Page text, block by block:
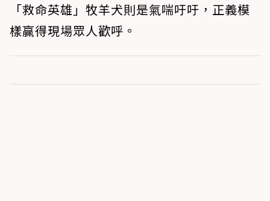
「救命英雄」牧羊犬則是氣喘吁吁，正義模
樣贏得現場眾人歡呼。